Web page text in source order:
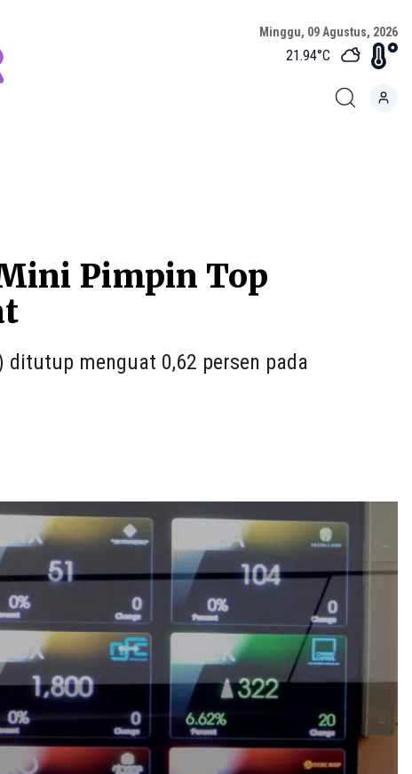
Minggu, 09 Agustus, 2026
21.94°C
Pimpin Top
ditutup menguat 0,62 persen pada